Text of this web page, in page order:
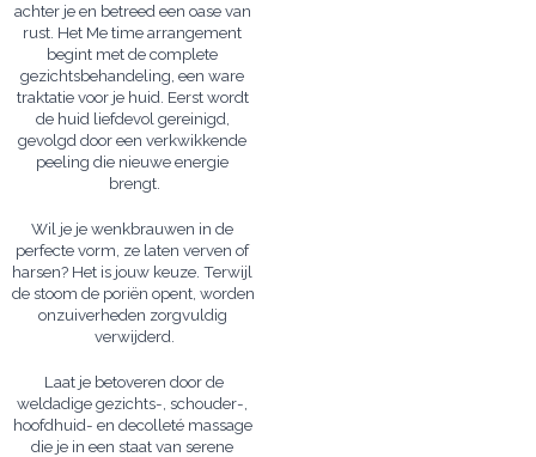
achter je en betreed een oase van
rust. Het Me time arrangement
begint met de complete
gezichtsbehandeling, een ware
traktatie voor je huid. Eerst wordt
de huid liefdevol gereinigd,
gevolgd door een verkwikkende
peeling die nieuwe energie
brengt.
Wil je je wenkbrauwen in de
perfecte vorm, ze laten verven of
harsen? Het is jouw keuze. Terwijl
de stoom de poriën opent, worden
onzuiverheden zorgvuldig
verwijderd.
weldadige gezichts-, schouder-,
hoofdhuid- en decolleté massage
die je in een staat van serene